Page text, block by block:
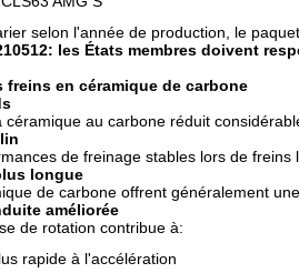
selon l'année de production, le
les États membres doivent
freins en céramique de carbone
céramique au carbone réduit
de freinage stables lors de freins
longue
de carbone offrent généralement
améliorée
de rotation contribue à:
rapide à l'accélération